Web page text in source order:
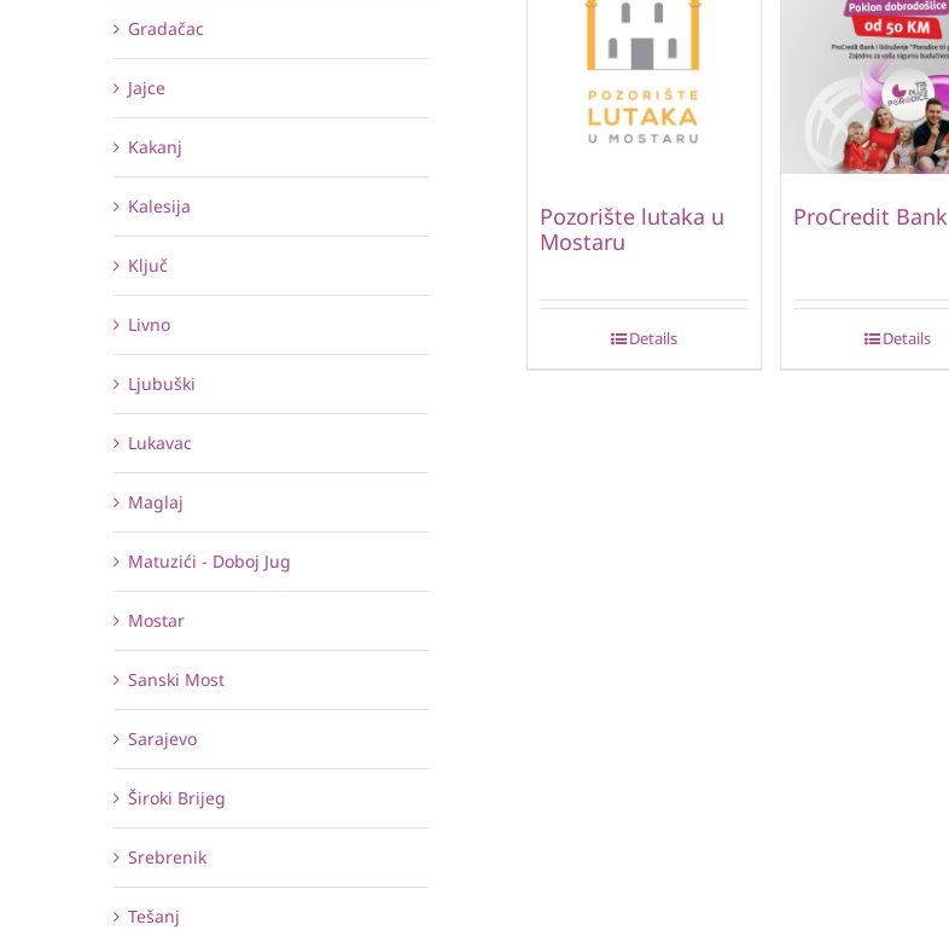
Pozorište lutaka u
Mostaru
Details
ProCredit Bank
Details
Gradačac
Jajce
Kakanj
Kalesija
Ključ
Livno
Ljubuški
Lukavac
Maglaj
Matuzići - Doboj Jug
Mostar
Sanski Most
Sarajevo
Široki Brijeg
Srebrenik
Tešanj